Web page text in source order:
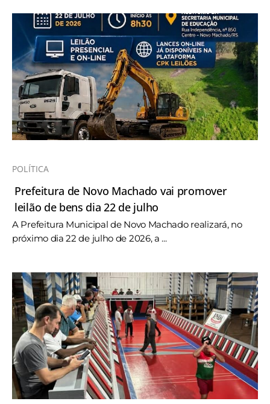
POLÍTICA
Prefeitura de Novo Machado vai promover
leilão de bens dia 22 de julho
A Prefeitura Municipal de Novo Machado realizará, no
próximo dia 22 de julho de 2026, a ...